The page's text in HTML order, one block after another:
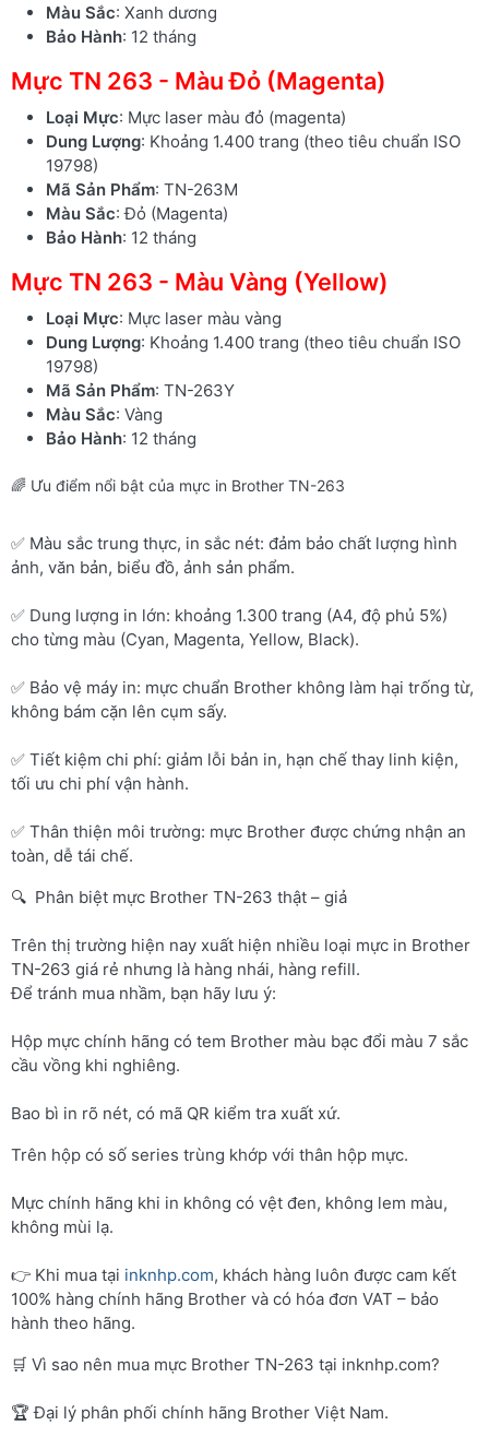
Màu Sắc: Xanh dương
Bảo Hành: 12 tháng
Mực TN 263 - Màu Đỏ (Magenta)
Loại Mực: Mực laser màu đỏ (magenta)
Dung Lượng: Khoảng 1.400 trang (theo tiêu chuẩn ISO
19798)
Mã Sản Phẩm: TN-263M
Màu Sắc: Đỏ (Magenta)
Bảo Hành: 12 tháng
Mực TN 263 - Màu Vàng (Yellow)
Loại Mực: Mực laser màu vàng
Dung Lượng: Khoảng 1.400 trang (theo tiêu chuẩn ISO
19798)
Mã Sản Phẩm: TN-263Y
Màu Sắc: Vàng
Bảo Hành: 12 tháng
🌈 Ưu điểm nổi bật của mực in Brother TN-263
✅ Màu sắc trung thực, in sắc nét: đảm bảo chất lượng hình
ảnh, văn bản, biểu đồ, ảnh sản phẩm.
✅ Dung lượng in lớn: khoảng 1.300 trang (A4, độ phủ 5%)
cho từng màu (Cyan, Magenta, Yellow, Black).
✅ Bảo vệ máy in: mực chuẩn Brother không làm hại trống từ,
không bám cặn lên cụm sấy.
✅ Tiết kiệm chi phí: giảm lỗi bản in, hạn chế thay linh kiện,
tối ưu chi phí vận hành.
✅ Thân thiện môi trường: mực Brother được chứng nhận an
toàn, dễ tái chế.
🔍 Phân biệt mực Brother TN-263 thật – giả
Trên thị trường hiện nay xuất hiện nhiều loại mực in Brother
TN-263 giá rẻ nhưng là hàng nhái, hàng refill.
Để tránh mua nhầm, bạn hãy lưu ý:
Hộp mực chính hãng có tem Brother màu bạc đổi màu 7 sắc
cầu vồng khi nghiêng.
Bao bì in rõ nét, có mã QR kiểm tra xuất xứ.
Trên hộp có số series trùng khớp với thân hộp mực.
Mực chính hãng khi in không có vệt đen, không lem màu,
không mùi lạ.
👉 Khi mua tại inknhp.com, khách hàng luôn được cam kết
100% hàng chính hãng Brother và có hóa đơn VAT – bảo
hành theo hãng.
🛒 Vì sao nên mua mực Brother TN-263 tại inknhp.com?
🏆 Đại lý phân phối chính hãng Brother Việt Nam.